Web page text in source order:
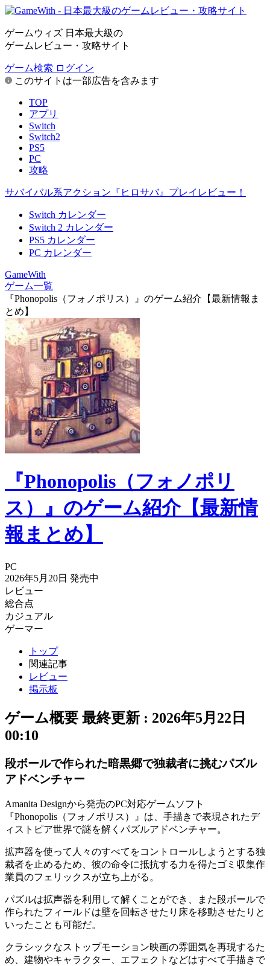
ゲームウィズ 日本最大級の
ゲームレビュー・攻略サイト
ゲーム検索 ログイン
このサイトは一部広告を含みます
TOP
アプリ
Switch
Switch2
PS5
PC
攻略
サバイバル系アクション『ヒロサバ』プレイレビュー！
Switch カレンダー
Switch 2 カレンダー
PS5 カレンダー
PC カレンダー
GameWith
ゲーム一覧
『Phonopolis（フォノポリス）』のゲーム紹介【最新情報ま
とめ】
『Phonopolis（フォノポリ
ス）』のゲーム紹介【最新情
報まとめ】
PC
2026年5月20日 発売中
レビュー
総合点
カジュアル
ゲーマー
トップ
関連記事
レビュー
掲示板
ゲーム概要 最終更新 : 2026年5月22日
00:10
段ボールで作られた暗黒郷で独裁者に挑むパズル
アドベンチャー
Amanita Designから発売のPC対応ゲームソフト
『Phonopolis（フォノポリス）
』は、手描きで表現されたデ
ィストピア世界で謎を解く パズルアドベンチャー。
拡声器を使って人々のすべてをコントロールしようとする独
裁者を止めるため、彼の命令に抵抗する力を得た ゴミ収集作
業員のフェリックスが立ち上がる。
パズルは拡声器を利用して解くことができ、また段ボールで
作られたフィールドは壁を回転させたり床を移動させたりと
いったことも可能だ。
クラシックなストップモーション映画の雰囲気を再現するた
め、 建物やキャラクター、エフェクトなどはすべて手描きで